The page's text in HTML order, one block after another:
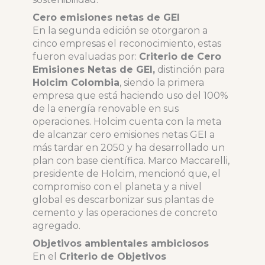
Cero emisiones netas de GEI
En la segunda edición se otorgaron a
cinco empresas el reconocimiento, estas
fueron evaluadas por: Criterio de Cero
Emisiones Netas de GEI,distinción para
Holcim Colombia, siendo la primera
empresa que está haciendo uso del 100%
de la energía renovable en sus
operaciones. Holcim cuenta con la meta
de alcanzar cero emisiones netas GEI a
más tardar en 2050 y ha desarrollado un
plan con base científica. Marco Maccarelli,
presidente de Holcim, mencionó que, el
compromiso con el planeta y a nivel
global es descarbonizar sus plantas de
cemento y las operaciones de concreto
agregado.
Objetivos ambientales ambiciosos
En el Criterio de Objetivos